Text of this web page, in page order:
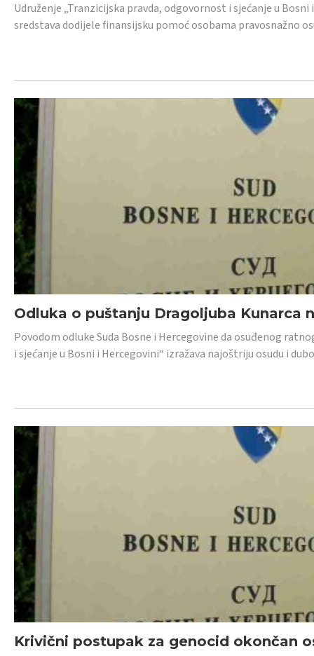
Udruženje „Tranzicijska pravda, odgovornost i sjećanje u
sredstava dodijele finansijsku pomoć osobama pravosnažno
Odluka o puštanju Dragoljuba Kunarca
Povodom odluke Suda Bosne i Hercegovine da osuđenog
i sjećanje u Bosni i Hercegovini“ izražava najoštriju osudu i
Krivični postupak za genocid okončan